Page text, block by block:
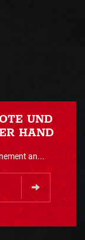
UND
HAND
an...